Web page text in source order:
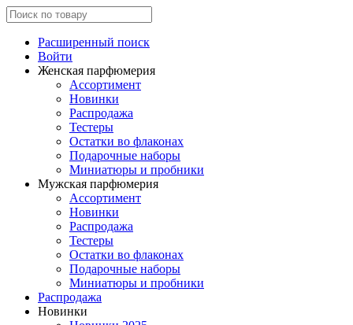
Расширенный поиск
Войти
Женская парфюмерия
Ассортимент
Новинки
Распродажа
Тестеры
Остатки во флаконах
Подарочные наборы
Миниатюры и пробники
Мужская парфюмерия
Ассортимент
Новинки
Распродажа
Тестеры
Остатки во флаконах
Подарочные наборы
Миниатюры и пробники
Распродажа
Новинки